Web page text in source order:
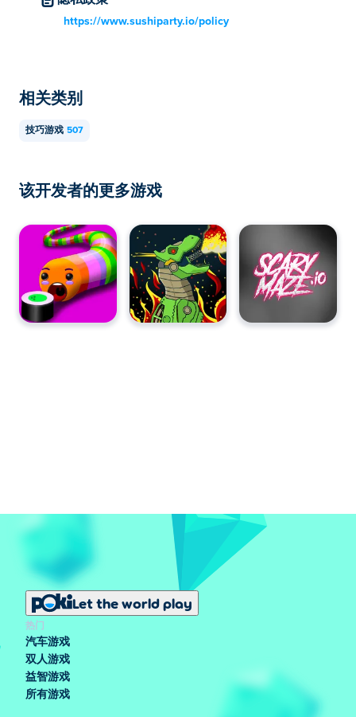
https://www.sushiparty.io/policy
相关类别
技巧游戏 507
该开发者的更多游戏
Let the world play
热门
汽车游戏
双人游戏
益智游戏
所有游戏